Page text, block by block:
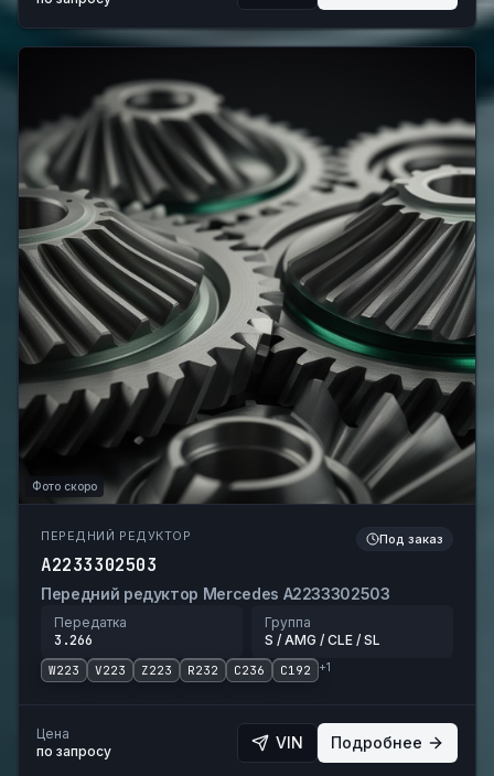
Фото скоро
ПЕРЕДНИЙ РЕДУКТОР Под заказ
A2233302503
Передний редуктор Mercedes A2233302503
Передатка
3.266
Группа
S / AMG / CLE / SL
W223 V223 Z223 R232 C236 C192 +1
Цена
по запросу
VIN Подробнее